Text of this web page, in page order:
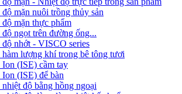
mặn nuôi trồng thủy sản
mặn thực phẩm
ngọt trên đường ống...
nhớt - VISCO series
lượng khí trong bê tông tươi
(ISE) cầm tay
(ISE) để bàn
độ bằng hồng ngoại